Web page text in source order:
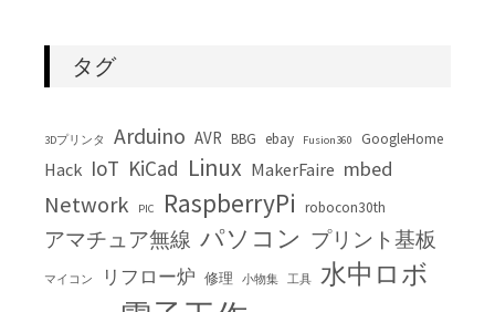
タグ
3Dプリンタ Arduino AVR BBG ebay Fusion360 GoogleHome
Hack IoT KiCad Linux MakerFaire mbed
Network PIC RaspberryPi robocon30th
アマチュア無線 パソコン プリント基板
マイコン リフロー炉 修理 小物集 工具 水中ロボ